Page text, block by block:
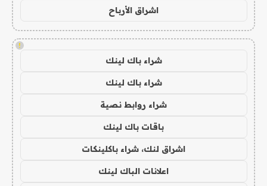
اشراق الأرباح
!
شراء باك لينك
شراء باك لينك
شراء روابط نصية
باقات باك لينك
اشراق لنك، شراء باكلينكات
اعلانات الباك لينك